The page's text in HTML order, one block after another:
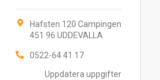
Uppdatera uppgifter
Hafsten 120 Campingen
451 96 UDDEVALLA
0522-64 41 17